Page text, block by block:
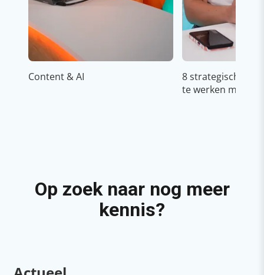
Content & AI
8 strategische
te werken met
Op zoek naar nog meer
kennis?